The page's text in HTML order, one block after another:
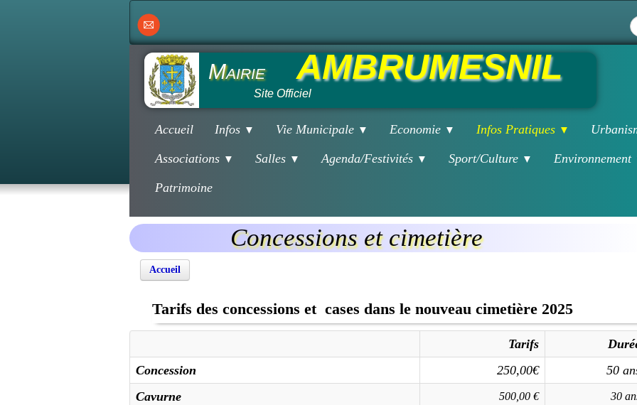
Mairie AMBRUMESNIL
Site Officiel
Accueil Infos ▼ Vie Municipale ▼ Economie ▼ Infos Pratiques ▼
Associations ▼ Salles ▼ Agenda/Festivités ▼ Sport/Culture ▼ Environnement
Patrimoine
Concessions et cimetière
Accueil
Tarifs des concessions et cases dans le nouveau cimetière 2025
Tarifs
Concession
250,00€
50
Cavurne
500,00 € 30